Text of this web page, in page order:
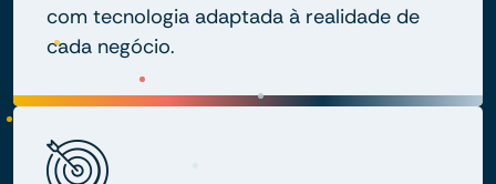
com tecnologia adaptada à realidade de
cada negócio.